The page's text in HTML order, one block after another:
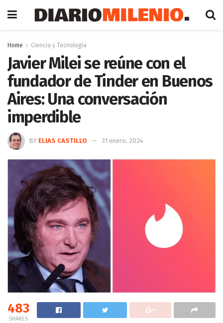
Home Ciencia y Tecnología
Javier Milei se reúne con el
fundador de Tinder en Buenos
Aires: Una conversación
imperdible
BY ELIAS CASTILLO 31 enero, 2024
483
SHARES